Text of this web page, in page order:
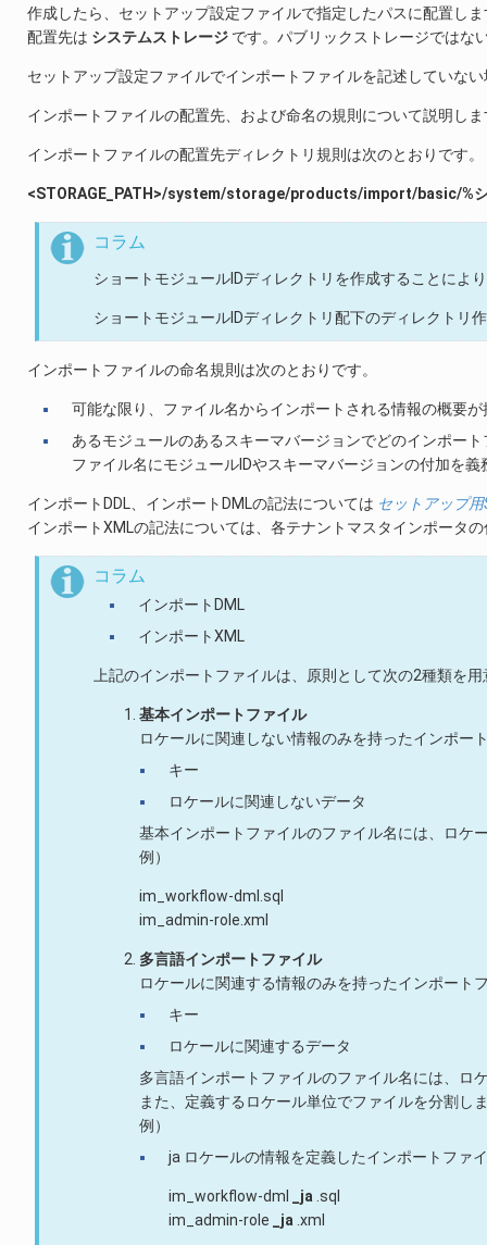
作成したら、セットアップ設定ファイルで指定したパスに配置しま
配置先は システムストレージ です。パブリックストレージではな
セットアップ設定ファイルでインポートファイルを記述していな
インポートファイルの配置先、および命名の規則について説明しま
インポートファイルの配置先ディレクトリ規則は次のとおりです。
<STORAGE_PATH>/system/storage/products/import/basic/%シ
コラム
ショートモジュールIDディレクトリを作成することによ
ショートモジュールIDディレクトリ配下のディレクトリ
インポートファイルの命名規則は次のとおりです。
可能な限り、ファイル名からインポートされる情報の概要
あるモジュールのあるスキーマバージョンでどのインポー
ファイル名にモジュールIDやスキーマバージョンの付加を
インポートDDL、インポートDMLの記法については セットアップ
インポートXMLの記法については、各テナントマスタインポータ
コラム
インポートDML
インポートXML
上記のインポートファイルは、原則として次の2種類を
基本インポートファイル
ロケールに関連しない情報のみを持ったインポー
キー
ロケールに関連しないデータ
基本インポートファイルのファイル名には、ロケ
例）
im_workflow-dml.sql
im_admin-role.xml
多言語インポートファイル
ロケールに関連する情報のみを持ったインポート
キー
ロケールに関連するデータ
多言語インポートファイルのファイル名には、ロ
また、定義するロケール単位でファイルを分割し
例）
ja ロケールの情報を定義したインポートファ
im_workflow-dml _ja .sql
im_admin-role
_ja .xml